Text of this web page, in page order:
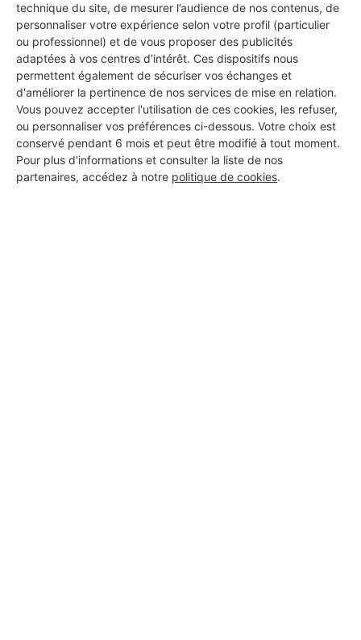
technique du site, de mesurer l’audience de nos contenus, de
personnaliser votre expérience selon votre profil (particulier
ou professionnel) et de vous proposer des publicités
adaptées à vos centres d’intérêt. Ces dispositifs nous
permettent également de sécuriser vos échanges et
d'améliorer la pertinence de nos services de mise en relation.
Vous pouvez accepter l'utilisation de ces cookies, les refuser,
ou personnaliser vos préférences ci-dessous. Votre choix est
conservé pendant 6 mois et peut être modifié à tout moment.
Pour plus d'informations et consulter la liste de nos
partenaires, accédez à notre politique de cookies.
Les 1 autres Carreleurs pour
vos travaux à Marsillargues
COURBE BRUNO
Marsillargues